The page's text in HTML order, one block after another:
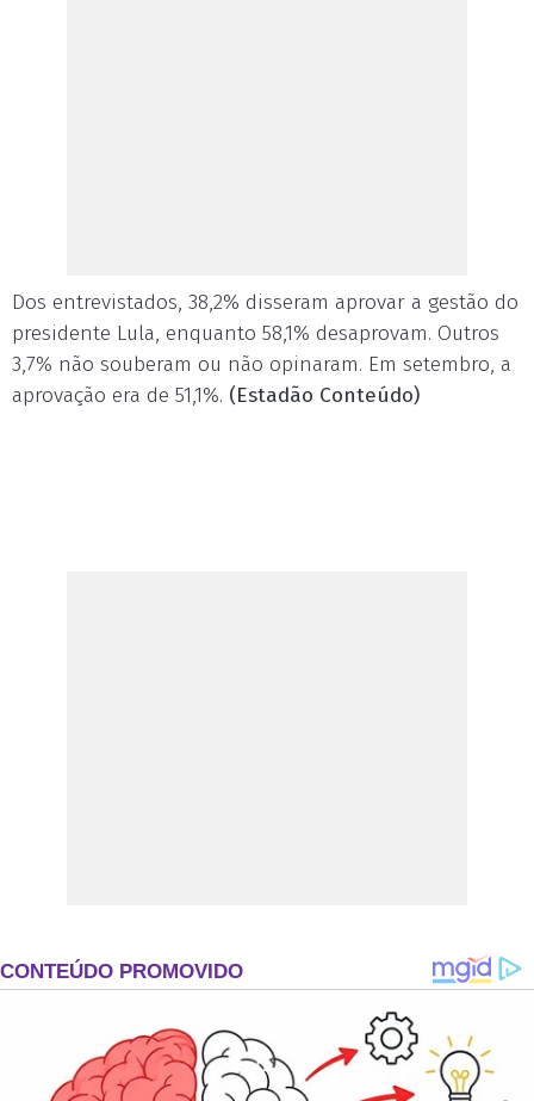
Dos entrevistados, 38,2% disseram aprovar a gestão do
presidente Lula, enquanto 58,1% desaprovam. Outros
3,7% não souberam ou não opinaram. Em setembro, a
aprovação era de 51,1%. (Estadão Conteúdo)